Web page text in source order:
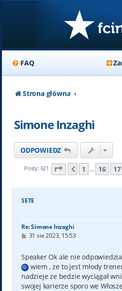
FAQ
Strona główna
Simone Inzaghi
ODPOWIEDZ
Posty: 621 Strona 18 z21
Poprzednia
1 … 16 17
SETE
Re: Simone Inzaghi
P
t
31 sie 2023, 15:53
Speaker Ok ale nie
wiem , ze to jest młody
nadzieje ze bedzie wyciągał
swojej karierze sporo we